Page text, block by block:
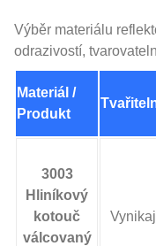
Výběr materiálu
odrazivostí,
Materiál /
Produkt
3003
Hliníkový
kotouč
válcovaný